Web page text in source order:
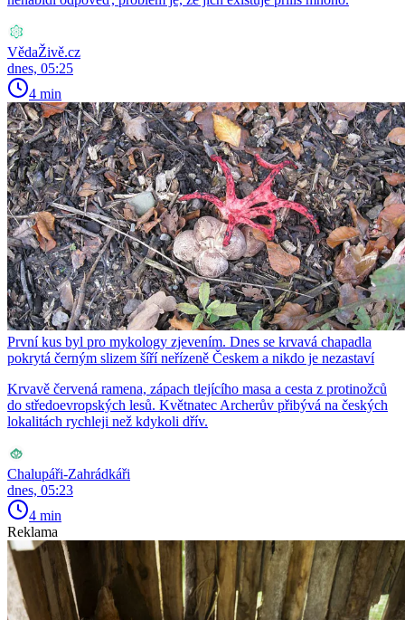
VědaŽivě.cz
dnes, 05:25
4 min
První kus byl pro mykology zjevením. Dnes se krvavá chapadla
pokrytá černým slizem šíří neřízeně Českem a nikdo je nezastaví
Krvavě červená ramena, zápach tlejícího masa a cesta z protinožců
do středoevropských lesů. Květnatec Archerův přibývá na českých
lokalitách rychleji než kdykoli dřív.
Chalupáři-Zahrádkáři
dnes, 05:23
4 min
Reklama